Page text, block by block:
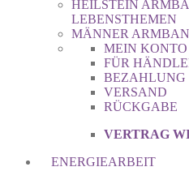
HEILSTEIN
LEBENSTHEMEN
MÄNNER
MEIN KONTO
FÜR
BEZAHLUNG
VERSAND
RÜCKGABE
VERTRAG
ENERGIEARBEIT